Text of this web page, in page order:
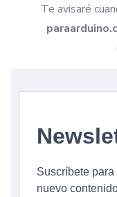
Te avisaré
Suscríbete
nuevo